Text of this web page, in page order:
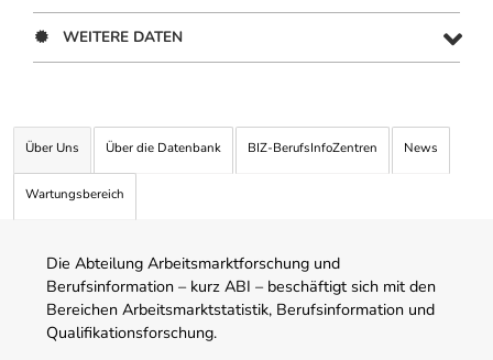
WEITERE DATEN
Über Uns Über die Datenbank BIZ-BerufsInfoZentren News
Wartungsbereich
Die Abteilung Arbeitsmarktforschung und
Berufsinformation – kurz ABI – beschäftigt sich mit den
Bereichen Arbeitsmarktstatistik, Berufsinformation und
Qualifikationsforschung.